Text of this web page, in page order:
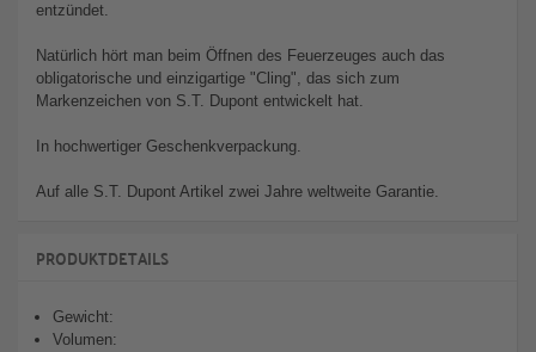
entzündet.
Natürlich hört man beim Öffnen des Feuerzeuges auch das
obligatorische und einzigartige "Cling", das sich zum
Markenzeichen von S.T. Dupont entwickelt hat.
In hochwertiger Geschenkverpackung.
Auf alle S.T. Dupont Artikel zwei Jahre weltweite Garantie.
PRODUKTDETAILS
Gewicht:
Volumen: